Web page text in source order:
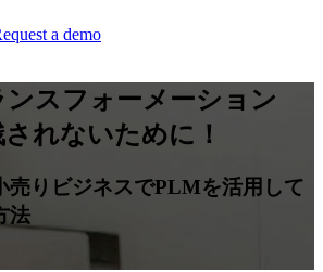
a demo
スフォーメーション
れないために！
売りビジネスでPLMを活用して
法